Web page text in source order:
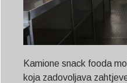
Kamione snack fooda
koja zadovoljava